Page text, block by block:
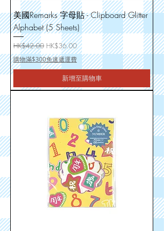
美國Remarks 字母貼 - Clipboard Glitter
Alphabet (5 Sheets)
一般價格
HK$42.00 促銷價格
HK$36.00
購物滿$300免速遞運費
新增至購物車